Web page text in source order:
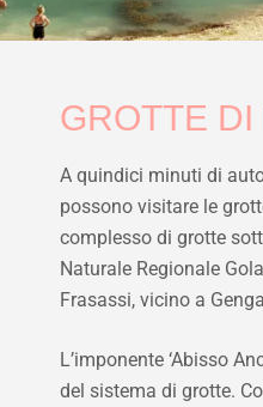
GROTTE
A quindici minuti di
possono visitare le
complesso di grotte
Naturale Regionale
Frasassi, vicino a
L’imponente ‘Abisso
del sistema di grotte.